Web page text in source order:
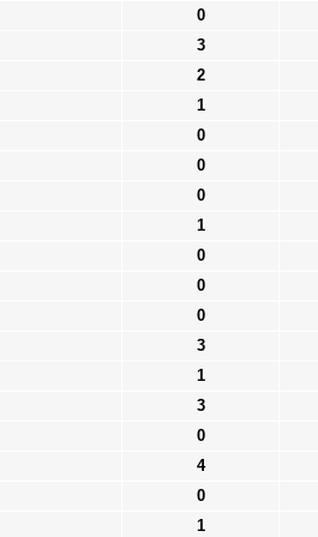
0
3
2
1
0
0
0
1
0
0
0
3
1
3
0
4
0
1